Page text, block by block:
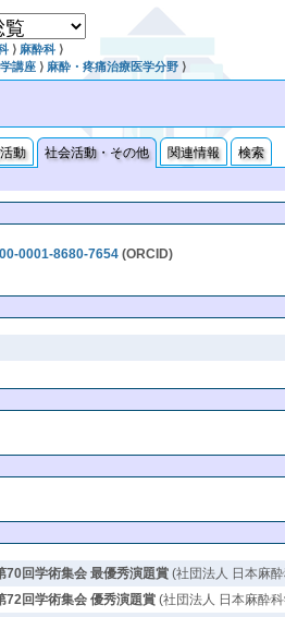
⟩ 麻酔科 ⟩
講座 ⟩ 麻酔・疼痛治療医学分野 ⟩
動 社会活動・その他 関連情報
検索
0001-8680-7654 (ORCID)
70回学術集会 最優秀演題賞 (社団法人 日本麻
72回学術集会 優秀演題賞 (社団法人 日本麻酔